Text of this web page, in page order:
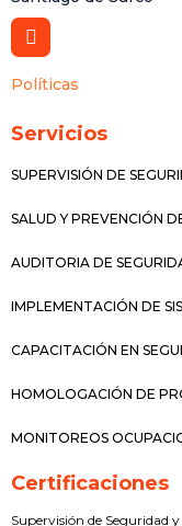
Políticas
Servicios
SUPERVISIÓN DE
SALUD Y PREVENCIÓN
AUDITORIA DE
IMPLEMENTACIÓN DE
CAPACITACIÓN EN
HOMOLOGACIÓN DE
MONITOREOS
Certificaciones
Supervisión de Seguridad